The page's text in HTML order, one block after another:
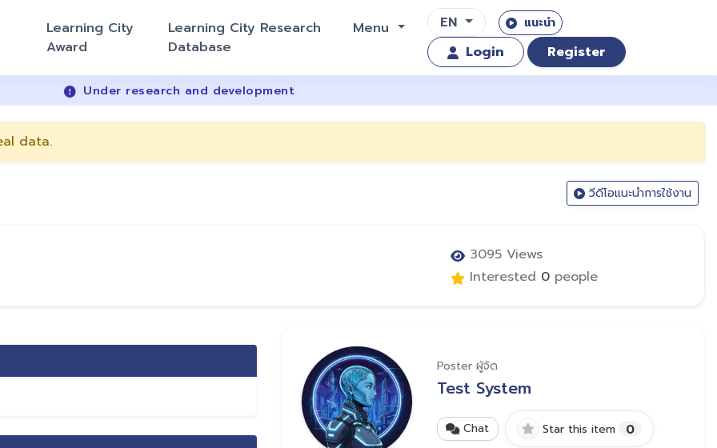
Learning City
Award
Learning City Research
Database
Menu EN แนะนำ
Login Register
Under research and development
data.
วีดีโอแนะนำการใช้งาน
3095 Views
Interested 0 people
Poster ผู้จัด
Test System
Chat Star this item 0